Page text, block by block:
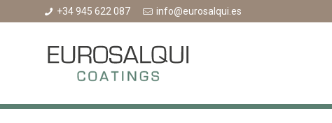
+34 945 622 087 info@eurosalqui.es